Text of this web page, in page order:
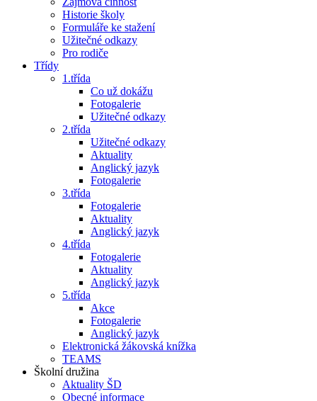
Historie školy
Formuláře ke stažení
Užitečné odkazy
Pro rodiče
Třídy
1.třída
Co už dokážu
Fotogalerie
Užitečné odkazy
2.třída
Užitečné odkazy
Aktuality
Anglický jazyk
Fotogalerie
3.třída
Fotogalerie
Aktuality
Anglický jazyk
4.třída
Fotogalerie
Aktuality
Anglický jazyk
5.třída
Akce
Fotogalerie
Anglický jazyk
Elektronická žákovská knížka
TEAMS
Školní družina
Aktuality ŠD
Obecné informace